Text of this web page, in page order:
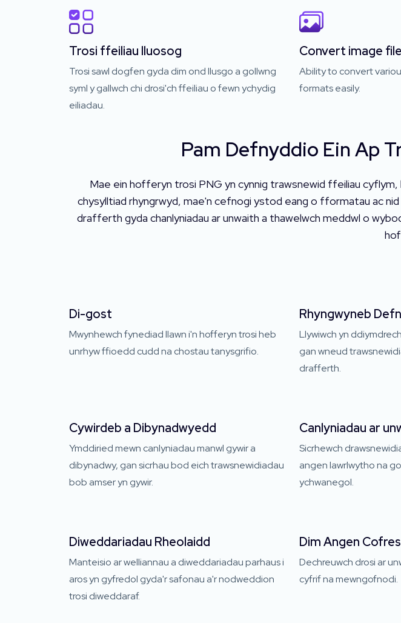
Trosi ffeiliau lluosog
Trosi sawl dogfen gyda dim ond llusgo a gollwng
syml y gallwch chi drosi'ch ffeiliau o fewn ychydig
eiliadau.
Convert image
Ability to convert
formats easily.
Pam Defnyddio Ein Ap
Mae ein hofferyn trosi PNG yn cynnig trawsnewid ffeiliau
chysylltiad rhyngrwyd, mae'n cefnogi ystod eang o fformatau ac
drafferth gyda chanlyniadau ar unwaith a thawelwch meddwl o
Di-gost
Mwynhewch fynediad llawn i'n hofferyn trosi heb
unrhyw ffioedd cudd na chostau tanysgrifio.
Rhyngwyneb
Llywiwch yn
gan wneud
drafferth.
Cywirdeb a Dibynadwyedd
Ymddiried mewn canlyniadau manwl gywir a
dibynadwy, gan sicrhau bod eich trawsnewidiadau
bob amser yn gywir.
Canlyniadau ar
Sicrhewch
angen lawrlwytho na
ychwanegol.
Diweddariadau Rheolaidd
Manteisio ar welliannau a diweddariadau parhaus i
aros yn gyfredol gyda'r safonau a'r nodweddion
trosi diweddaraf.
Dim Angen
Dechreuwch drosi ar
cyfrif na mewngofnodi.